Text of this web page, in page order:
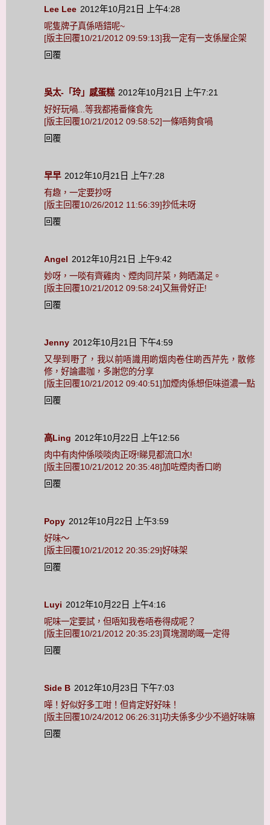
Lee Lee 2012年10月21日 上午4:28
呢隻牌子真係唔錯呢~
[版主回覆10/21/2012 09:59:13]我一定有一支係屋企架
回覆
吳太-「玲」感蛋糕 2012年10月21日 上午7:21
好好玩喎...等我都捲番條食先
[版主回覆10/21/2012 09:58:52]一條唔夠食喎
回覆
早早 2012年10月21日 上午7:28
有趣，一定要抄呀
[版主回覆10/26/2012 11:56:39]抄低未呀
回覆
Angel 2012年10月21日 上午9:42
妙呀，一啖有齊雞肉、煙肉同芹菜，夠晒滿足。
[版主回覆10/21/2012 09:58:24]又無骨好正!
回覆
Jenny 2012年10月21日 下午4:59
又學到嘢了，我以前唔識用啲烟肉卷住啲西芹先，散修
修，好論盡咖，多謝您的分享
[版主回覆10/21/2012 09:40:51]加煙肉係想佢味道濃一點
回覆
高Ling 2012年10月22日 上午12:56
肉中有肉仲係啖啖肉正呀!睇見都流口水!
[版主回覆10/21/2012 20:35:48]加咗煙肉香口啲
回覆
Popy 2012年10月22日 上午3:59
好味～
[版主回覆10/21/2012 20:35:29]好味架
回覆
Luyi 2012年10月22日 上午4:16
呢味一定要試，但唔知我卷唔卷得成呢？
[版主回覆10/21/2012 20:35:23]買塊濶啲嘅一定得
回覆
Side B 2012年10月23日 下午7:03
嘩！好似好多工咁！但肯定好好味！
[版主回覆10/24/2012 06:26:31]功夫係多少少不過好味嘛
回覆